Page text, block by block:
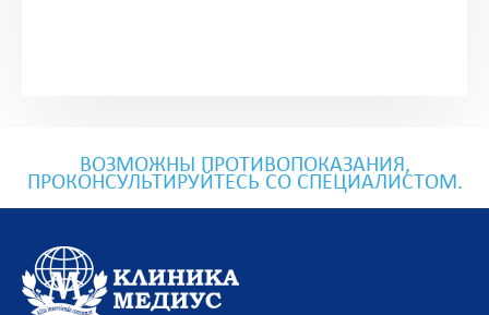
ВОЗМОЖНЫ ПРОТИВОПОКАЗАНИЯ,
ПРОКОНСУЛЬТИРУЙТЕСЬ СО СПЕЦИАЛИСТОМ.